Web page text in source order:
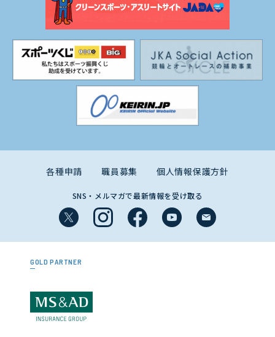
各種申請 職員募集 個人情報保護方針
SNS・メルマガで最新情報を受け取る
GOLD PARTNER